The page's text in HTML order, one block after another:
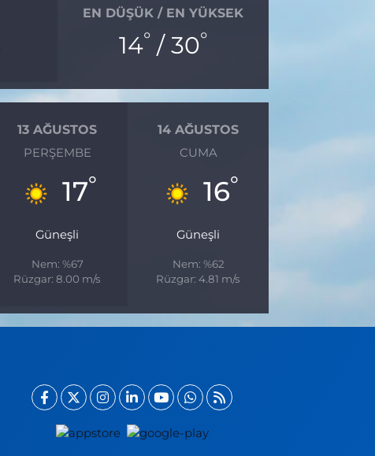
EN DÜŞÜK / EN YÜKSEK
14°/ 30°
13 AĞUSTOS
PERŞEMBE
17°
Güneşli
Nem: %67
Rüzgar: 8.00 m/s
14 AĞUSTOS
CUMA
16°
Güneşli
Nem: %62
Rüzgar: 4.81 m/s